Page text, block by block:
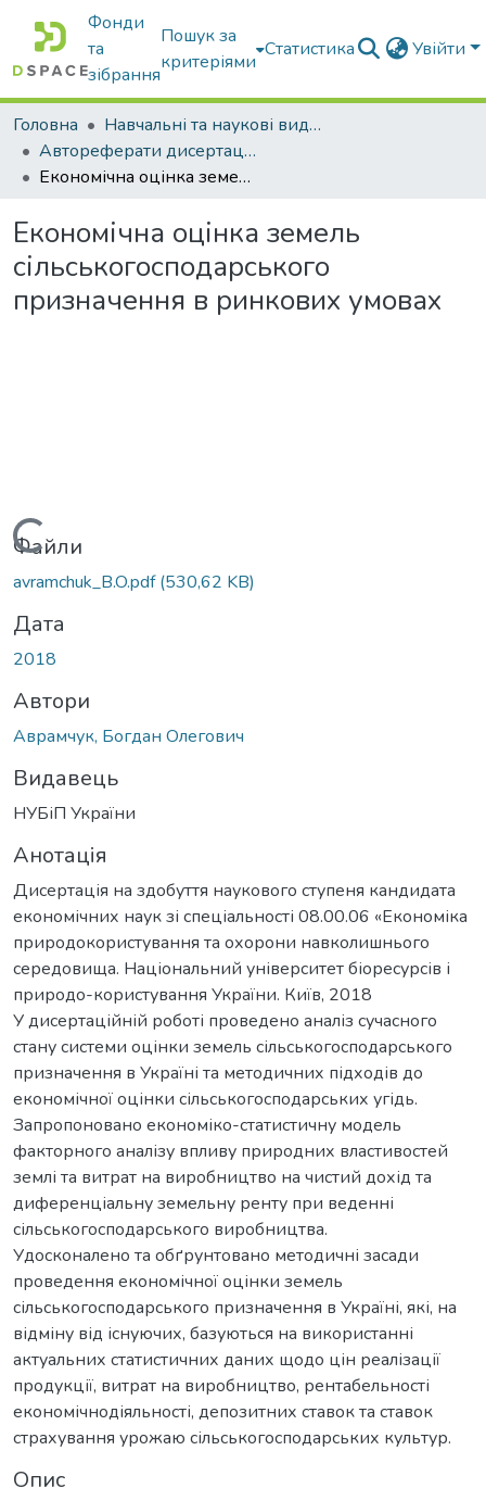
Фонди
та
зібрання
Пошук за
критеріями
Статистика Увійти
Головна
Навчальні та наукові видання
Автореферати дисертацій та дисертації
Економічна оцінка земель сільськогосподарського призначення в ринкових умовах
Економічна оцінка земель
сільськогосподарського
призначення в ринкових умовах
Вантажиться...
Файли
avramchuk_B.O.pdf(530,62 KB)
Дата
2018
Автори
Аврамчук, Богдан Олегович
Видавець
НУБіП України
Анотація
Дисертація на здобуття наукового ступеня кандидата
економічних наук зі спеціальності 08.00.06 «Економіка
природокористування та охорони навколишнього
середовища. Національний університет біоресурсів і
природо-користування України. Київ, 2018
У дисертаційній роботі проведено аналіз сучасного
стану системи оцінки земель сільськогосподарського
призначення в Україні та методичних підходів до
економічної оцінки сільськогосподарських угідь.
Запропоновано економіко-статистичну модель
факторного аналізу впливу природних властивостей
землі та витрат на виробництво на чистий дохід та
диференціальну земельну ренту при веденні
сільськогосподарського виробництва.
Удосконалено та обґрунтовано методичні засади
проведення економічної оцінки земель
сільськогосподарського призначення в Україні, які, на
відміну від існуючих, базуються на використанні
актуальних статистичних даних щодо цін реалізації
продукції, витрат на виробництво, рентабельності
економічнодіяльності, депозитних ставок та ставок
страхування урожаю сільськогосподарських культур.
Опис